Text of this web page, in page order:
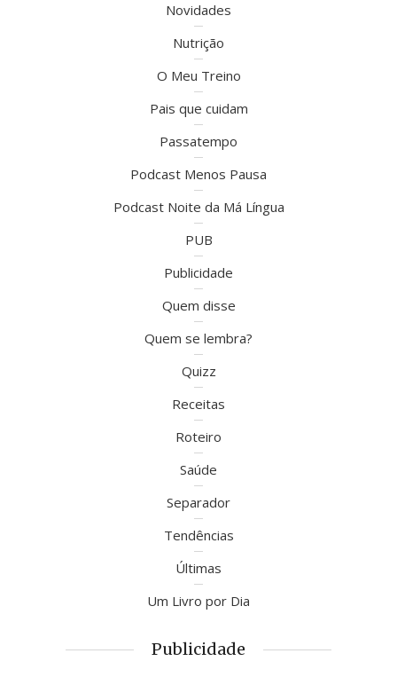
Novidades
Nutrição
O Meu Treino
Pais que cuidam
Passatempo
Podcast Menos Pausa
Podcast Noite da Má Língua
PUB
Publicidade
Quem disse
Quem se lembra?
Quizz
Receitas
Roteiro
Saúde
Separador
Tendências
Últimas
Um Livro por Dia
Publicidade